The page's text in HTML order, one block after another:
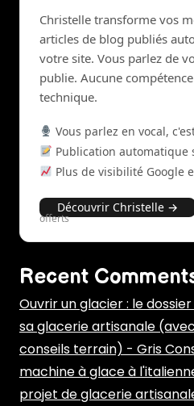
Christelle transforme vos
articles de blog publiés
votre site. Vous parlez de
publie. Aucune
technique.
Vous parlez en vocal,
Publication automatique
Plus de visibilité Google
Découvrir Christelle →
offerts
Recent
Ouvrir un glacier : le
sa glacerie artisanale
conseils terrain) - Gris
machine à glace à
projet de glacerie